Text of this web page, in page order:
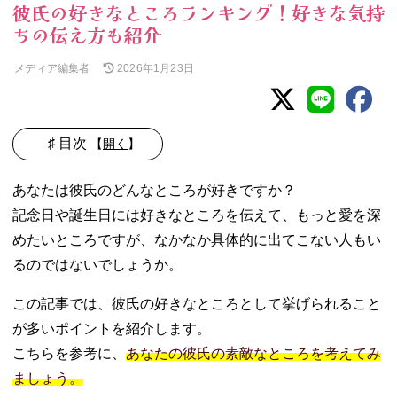
彼氏の好きなところランキング！好きな気持
ちの伝え方も紹介
メディア編集者 2026年1月23日
♯ 目次 【開く 】
ところベスト５
【内面編】
− ①彼氏の
優しいとこ
− ②彼氏の
頼もしいと
ころが好き
♡
− ③彼氏の
あなたは彼氏のどんなところが好きですか？
記念日や誕生日には好きなところを伝えて、もっと愛を深
めたいところですが、なかなか具体的に出てこない人もい
るのではないでしょうか。
この記事では、彼氏の好きなところとして挙げられること
が多いポイントを紹介します。
こちらを参考に、 あなたの彼氏の素敵なところを考えてみ
ましょう。